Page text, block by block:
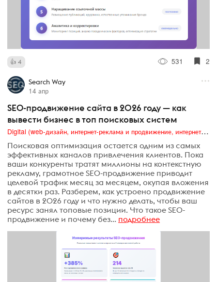
4 531 2
Search Way
14 апр
SEO-продвижение сайта в 2026 году — как
вывести бизнес в топ поисковых систем
Digital (web-дизайн, интернет-реклама и продвижение, интернет-сообщества и блоги, интернет-коммуникации, мобильный маркетинг, реклама на цифровых экранах)
Поисковая оптимизация остается одним из самых
эффективных каналов привлечения клиентов. Пока
ваши конкуренты тратят миллионы на контекстную
рекламу, грамотное SEO-продвижение приводит
целевой трафик месяц за месяцем, окупая вложения
в десятки раз. Разберем, как устроено продвижение
сайтов в 2026 году и что нужно делать, чтобы ваш
ресурс занял топовые позиции. Что такое SEO-
продвижение и почему без... подробнее